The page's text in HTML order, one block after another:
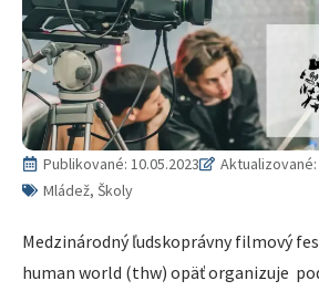
Publikované: 10.05.2023
Aktualizované:
Mládež, Školy
Medzinárodný ľudskoprávny filmový
human world (thw) opäť organizuje